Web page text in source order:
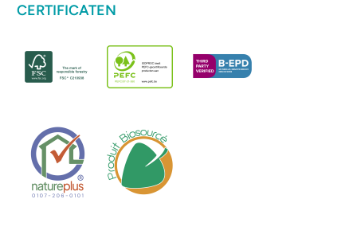
CERTIFICATEN